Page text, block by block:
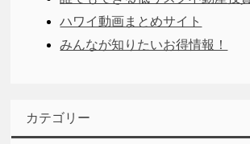
ハワイ動画まとめサイト
みんなが知りたいお得情報！
カテゴリー